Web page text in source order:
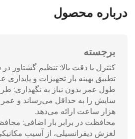
درباره محصول
برجسته
کنترل با دقت بالا: تنظیم گشتاور
تطبیق بهینه بار تجهیزات و
طول عمر بدون نیاز به نگهداری:
سایش را به حداقل می‌رساند و عمر
هزار ساعت ارائه می‌دهد.
محافظت در برابر بار اضافی:
لغزش دیفرانسیلی، از آسیب